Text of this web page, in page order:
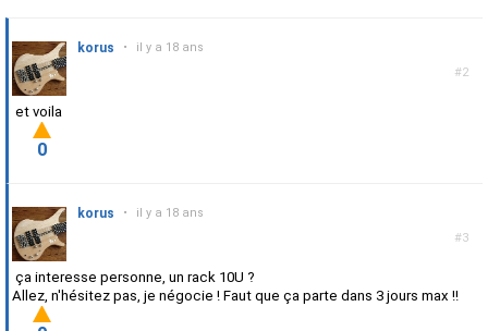
#2
korus • il y a 18 ans
et voila
0
#3
korus • il y a 18 ans
ça interesse personne, un rack 10U ?
Allez, n'hésitez pas, je négocie ! Faut que ça parte dans 3 jours max !!